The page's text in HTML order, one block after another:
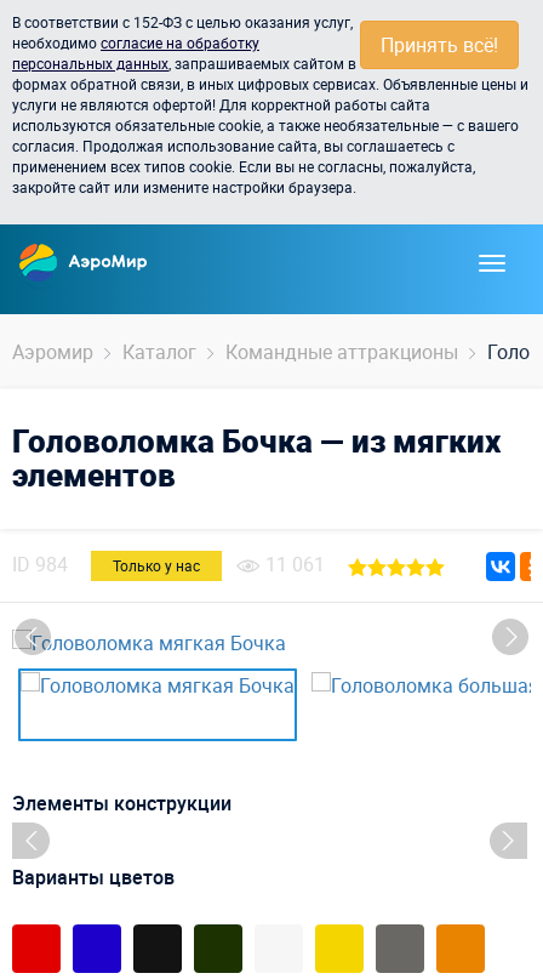
Принять всё!
В соответствии с 152-ФЗ с целью оказания услуг,
необходимосогласие на обработку
персональных данных , запрашиваемых сайтом в
формах обратной связи, в иных цифровых сервисах. Объявленные цены и
услуги не являются офертой! Для корректной работы сайта
используются обязательные cookie, а также необязательные — с вашего
согласия. Продолжая использование сайта, вы соглашаетесь с
применением всех типов cookie. Если вы не согласны, пожалуйста,
закройте сайт или измените настройки браузера.
Аэромир Каталог Командные аттракционы
Головоломка Бочка — из мягких
элементов
ID 984 Только у нас 11 061
Элементы конструкции
Варианты цветов